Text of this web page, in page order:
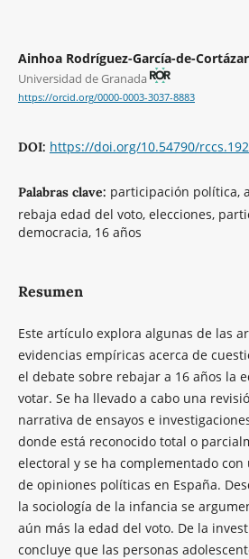
Ainhoa Rodríguez-García-de-Cortázar
Universidad de Granada
https://orcid.org/0000-0003-3037-8883
DOI: https://doi.org/10.54790/rccs.192
Palabras clave: participación política,
rebaja edad del voto, elecciones,
democracia, 16 años
Resumen
Este artículo explora algunas de las
evidencias empíricas acerca de
el debate sobre rebajar a 16 años la
votar. Se ha llevado a cabo una
narrativa de ensayos e
donde está reconocido total o
electoral y se ha complementado
de opiniones políticas en España.
la sociología de la infancia se
aún más la edad del voto. De la
concluye que las personas